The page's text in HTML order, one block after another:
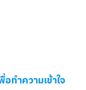
ทำความเข้าใจ